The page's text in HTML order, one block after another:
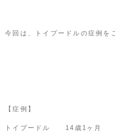
今回は、トイプードルの症例を
【症例】
トイプードル 14歳1ヶ月